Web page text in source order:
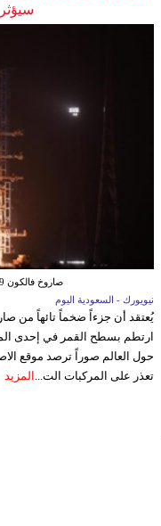
صاروخ فالكون 9 تابع لشركة سبيس إكس
نيويورك - السعودية اليوم
ارتطم بسطح القمر في إحدى
حول العالم صوراً ترصد موقع
تعذر على المركبات الت... المزيد